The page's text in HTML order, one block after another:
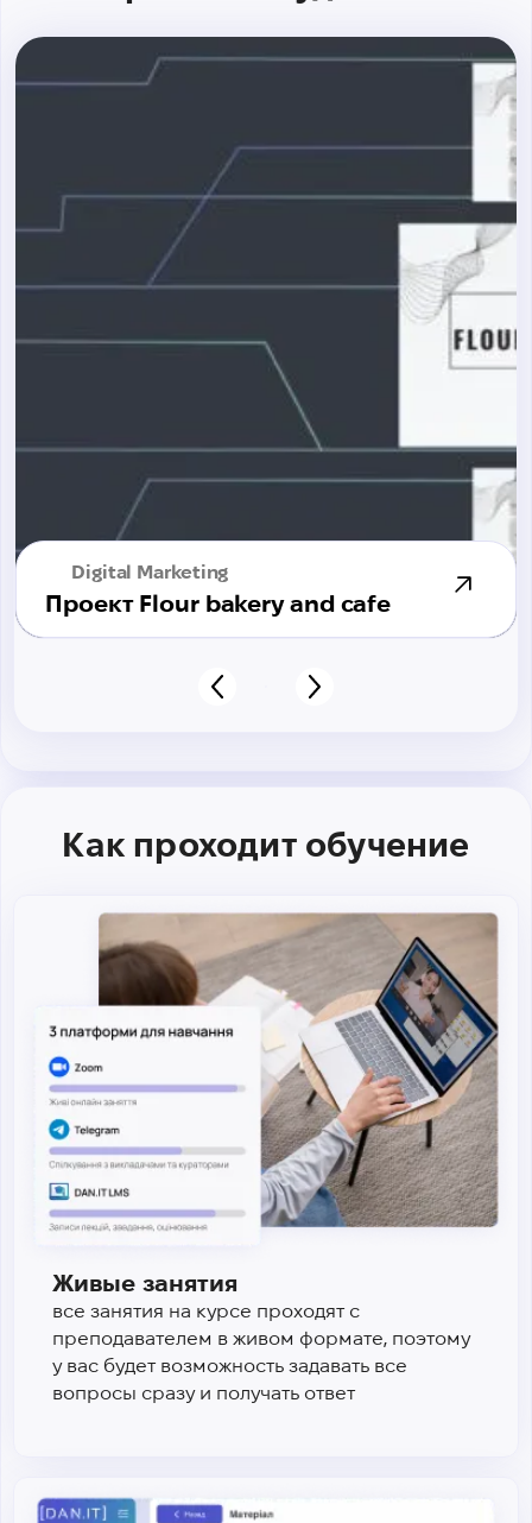
Digital Marketing
Проект Flour bakery and cafe
Как проходит обучение
Живые занятия
все занятия на курсе проходят с
преподавателем в живом формате, поэтому
у вас будет возможность задавать все
вопросы сразу и получать ответ